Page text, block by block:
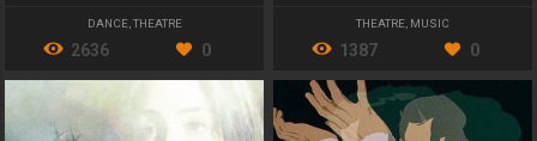
DANCE, THEATRE
2636 0
THEATRE MUSIC
1387 0